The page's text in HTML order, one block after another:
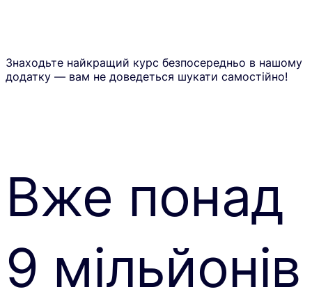
Знаходьте найкращий курс безпосередньо в нашому
додатку — вам не доведеться шукати самостійно!
Вже понад
9 мільйонів